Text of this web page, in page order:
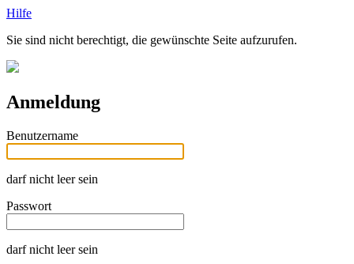
Hilfe
Sie sind nicht berechtigt, die gewünschte Seite aufzurufen.
Anmeldung
Benutzername
darf nicht leer sein
Passwort
darf nicht leer sein